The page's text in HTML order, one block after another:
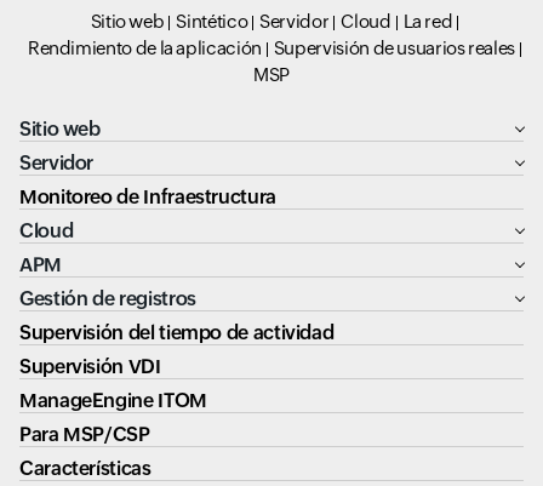
Sitio web Sintético Servidor Cloud
La red
Rendimiento de la aplicación
Supervisión de usuarios reales
MSP
Sitio web
Servidor
Monitoreo de Infraestructura
Cloud
APM
Gestión de registros
Supervisión del tiempo de actividad
Supervisión VDI
ManageEngine ITOM
Para MSP/CSP
Características